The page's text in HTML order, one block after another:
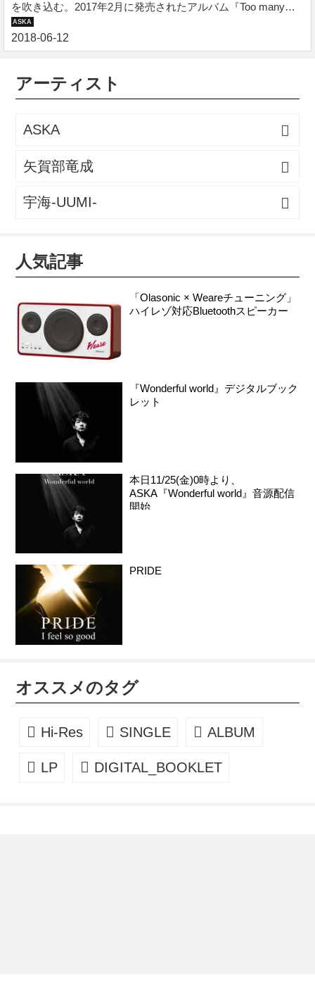
を吹き込む。2017年2月に発売されたアルバム『Too many
people』。 ファンが待ち望んだこのアルバムを、ASKAソロ
デビュー30周年を記念し、オーディオの素晴らしき世界を探
このレコードでしか聴けない「いつかどこかで」の収録な
れ...
アーティスト
ASKA
矢賀部竜成
宇海-UUMI-
人気記事
「Olasonic × Weareチューニング」
ハイレゾ対応Bluetoothスピーカー
『Wonderful world』デジタルブック
レット
本日11/25(金)0時より、
ASKA『Wonderful world』音源配信
開始
PRIDE
オススメのタグ
Hi-Res SINGLE ALBUM
LP DIGITAL_BOOKLET